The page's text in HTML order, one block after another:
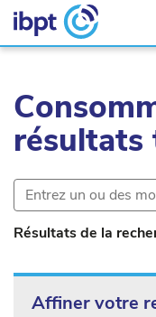
résultats
Résultats de la
Affiner votre